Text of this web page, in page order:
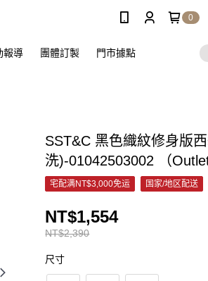
0
報導 團體訂製 門市據點
SST&C 黑色織紋修身版
洗)-01042503002 （Outlet
宅配满NT$3,000免运 国家/地区配送
NT$2,390
NT$1,554
尺寸